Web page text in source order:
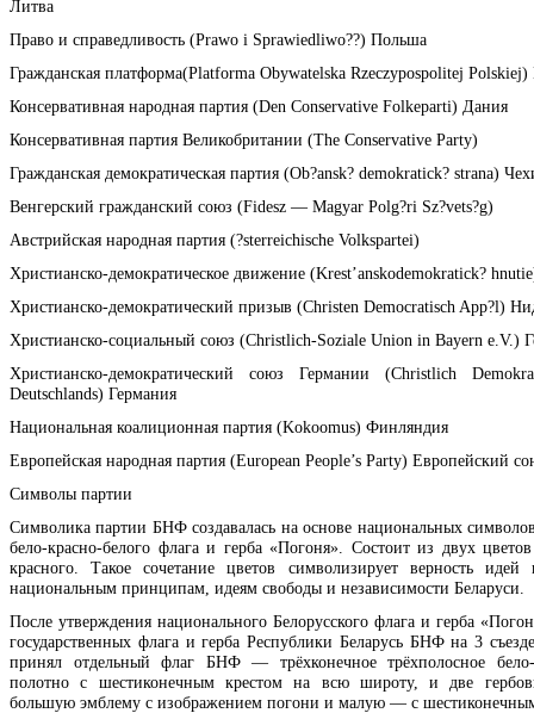
Литва
Право и справедливость (Prawo i Sprawiedliwo??) Польша
Гражданская платформа(Platforma Obywatelska Rzeczypospolitej
Консервативная народная партия (Den Conservative Folkeparti) Дания
Консервативная партия Великобритании (The Conservative Party)
Гражданская демократическая партия (Ob?ansk? demokratick? strana)
Венгерский гражданский союз (Fidesz — Magyar Polg?ri Sz?vets?g)
Австрийская народная партия (?sterreichische Volkspartei)
Христианско-демократическое движение (Krest’anskodemokratick?
Христианско-демократический призыв (Christen Democratisch App?l)
Христианско-социальный союз (Christlich-Soziale Union in Bayern e.V.)
Христианско-демократический союз Германии (Christlich
Deutschlands) Германия
Национальная коалиционная партия (Kokoomus) Финляндия
Европейская народная партия (European People’s Party) Европейский
Символы партии
Символика партии БНФ создавалась на основе национальных
бело-красно-белого флага и герба «Погоня». Состоит из двух
красного. Такое сочетание цветов символизирует верность
национальным принципам, идеям свободы и независимости Беларуси.
После утверждения национального Белорусского флага и герба
государственных флага и герба Республики Беларусь БНФ на 3
принял отдельный флаг БНФ — трёхконечное трёхполосное бело-
полотно с шестиконечным крестом на всю широту, и две
большую эмблему с изображением погони и малую — с